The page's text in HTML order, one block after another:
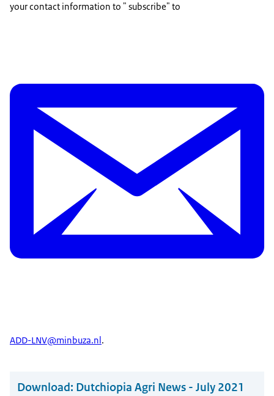
your contact information to " subscribe" to
ADD-LNV@minbuza.nl.
Download: Dutchiopia Agri News - July 2021